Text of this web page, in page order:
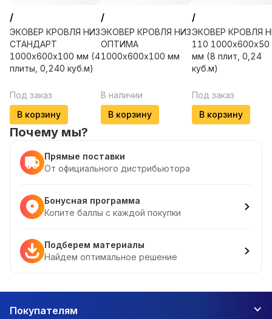
/
ЭКОВЕР КРОВЛЯ НИЗ
СТАНДАРТ
1000х600х100 мм (4
плиты, 0,240 куб.м)
Под заказ
В корзину
/
ЭКОВЕР КРОВЛЯ НИЗ
ОПТИМА
1000х600х100 мм
В наличии
В корзину
/
ЭКОВЕР КРОВЛЯ
110 1000х600х50
мм (8 плит, 0,24
куб.м)
Под заказ
В корзину
Почему мы?
Прямые поставки
От официального дистрибьютора
Бонусная программа
Копите баллы с каждой покупки
Подберем материалы
Найдем оптимальное решение
Покупателям